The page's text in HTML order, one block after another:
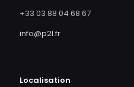
+33 03 88 04 68 67
info@p2l.fr
Localisation